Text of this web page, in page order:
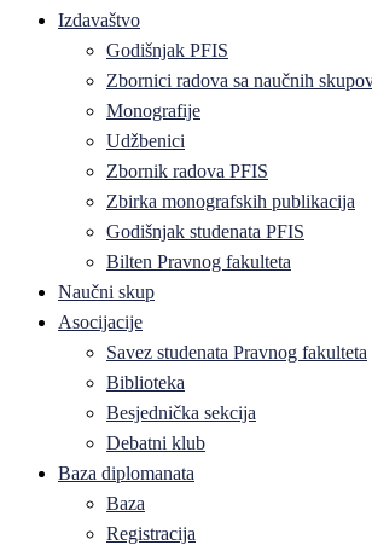
Izdavaštvo
Godišnjak PFIS
Zbornici radova sa naučnih
Monografije
Udžbenici
Zbornik radova PFIS
Zbirka monografskih publikacija
Godišnjak studenata PFIS
Bilten Pravnog fakulteta
Naučni skup
Asocijacije
Savez studenata Pravnog fakulteta
Biblioteka
Besjednička sekcija
Debatni klub
Baza diplomanata
Baza
Registracija